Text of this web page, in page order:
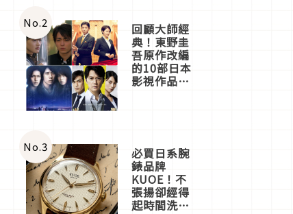
體驗
No.2 回顧大師經
典！東野圭
吾原作改編
的10部日本
影視作品推
No.3 必買日系腕
錶品牌
KUOE！不
張揚卻經得
起時間洗鍊